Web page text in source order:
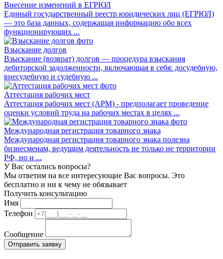
Внесение изменений в ЕГРЮЛ
Единый государственный реестр юридических лиц (ЕГРЮЛ)
— это база данных, содержащая информацию обо всех
функционирующих ...
Взыскание долгов
Взыскание (возврат) долгов — процедура взыскания
дебиторской задолженности, включающая в себя: досудебную,
внесудебную и судебную ...
Аттестация рабочих мест
Аттестация рабочих мест (АРМ) - предполагает проведение
оценки условий труда на рабочих местах в целях ...
Международная регистрация товарного знака
Международная регистрация товарного знака полезна
бизнесменам, ведущим деятельность не только не территории
РФ, но и ...
У Вас остались вопросы?
Мы ответим на все интересующие Вас вопросы. Это
бесплатно и ни к чему не обязывает
Получить консультацию
Имя
Телефон
Сообщение